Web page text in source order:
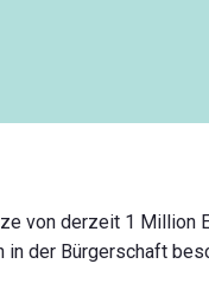
von derzeit 1 Million
der Bürgerschaft